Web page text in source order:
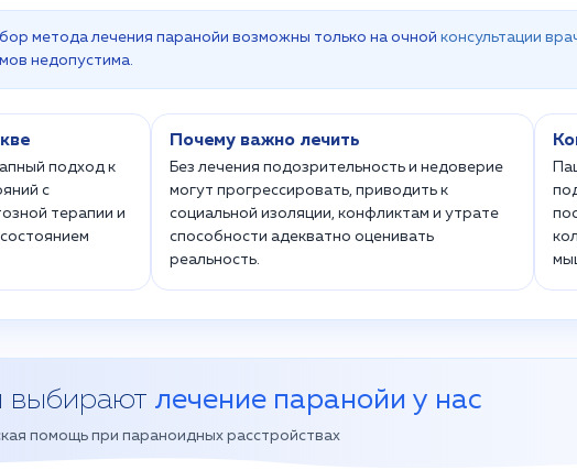
метода лечения паранойи возможны только на очной консультации
недопустима.
подход к
с
терапии и
Почему важно лечить
Без лечения подозрительность и недоверие
могут прогрессировать, приводить к
социальной изоляции, конфликтам и утрате
способности адекватно оценивать
реальность.
выбирают лечение паранойи у нас
помощь при параноидных расстройствах